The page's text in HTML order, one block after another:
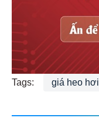
Tags: giá heo hơi